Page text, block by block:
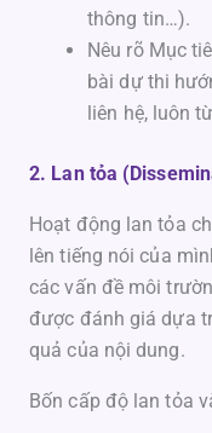
thông tin…).
Nêu rõ Mục
bài dự thi
liên hệ, luôn
2. Lan tỏa
Hoạt động lan tỏa
lên tiếng nói của
các vấn đề môi
được đánh giá dựa
quả của nội dung.
Bốn cấp độ lan tỏa